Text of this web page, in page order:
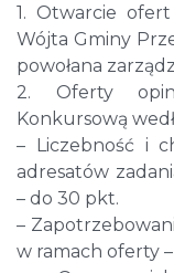
1. Otwarcie
Wójta Gminy
powołana
2. Oferty
Konkursową
– Liczebność i
adresatów
– do 30 pkt.
–
w ramach oferty